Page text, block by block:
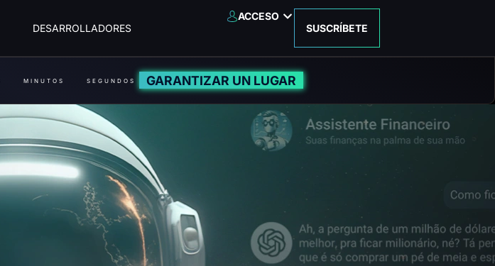
DESARROLLADORES
ACCESO
SUSCRÍBETE
MINUTOS SEGUNDOS GARANTIZAR UN LUGAR